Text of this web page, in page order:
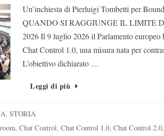
Un’inchiesta di Pierluigi Tombetti per
QUANDO SI RAGGIUNGE IL LIMITE
2026 Il 9 luglio 2026 il Parlamento europeo
Chat Control 1.0, una misura nata per
L’obiettivo dichiarato …
Leggi di più
, STORIA
,Chat Control,Chat Control 1.0,Chat Control 2.0